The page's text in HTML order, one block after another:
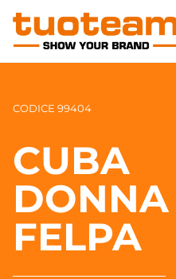
CODICE 99404
CUBA
DONNA
FELPA